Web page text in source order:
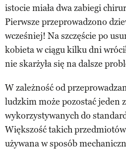
istocie miała dwa zabiegi
Pierwsze przeprowadzono
wcześniej! Na szczęście po
kobieta w ciągu kilku dni
nie skarżyła się na dalsze
W zależność od
ludzkim może pozostać jeden
wykorzystywanych do
Większość takich
używana w sposób